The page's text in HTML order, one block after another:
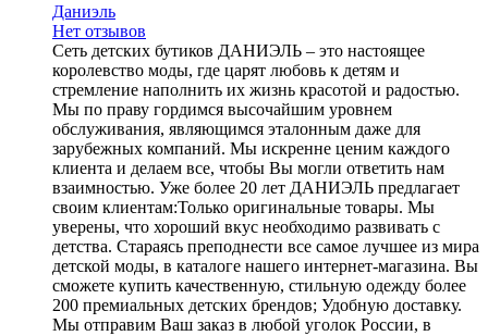
Даниэль
Нет отзывов
Сеть детских бутиков ДАНИЭЛЬ – это настоящее
королевство моды, где царят любовь к детям и
стремление наполнить их жизнь красотой и радостью.
Мы по праву гордимся высочайшим уровнем
обслуживания, являющимся эталонным даже для
зарубежных компаний. Мы искренне ценим каждого
клиента и делаем все, чтобы Вы могли ответить нам
взаимностью. Уже более 20 лет ДАНИЭЛЬ предлагает
своим клиентам:Только оригинальные товары. Мы
уверены, что хороший вкус необходимо развивать с
детства. Стараясь преподнести все самое лучшее из мира
детской моды, в каталоге нашего интернет-магазина. Вы
сможете купить качественную, стильную одежду более
200 премиальных детских брендов; Удобную доставку.
Мы отправим Ваш заказ в любой уголок России, в